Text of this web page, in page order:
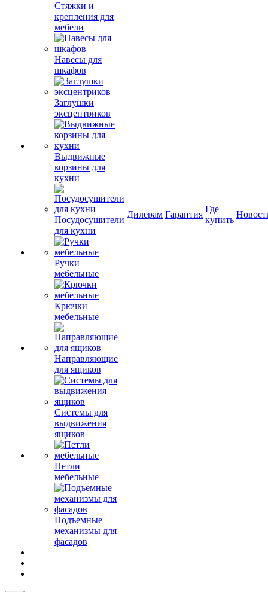
Стяжки и
крепления для
мебели
Навесы для
шкафов
Заглушки
эксцентриков
Выдвижные
корзины для
кухни
Посудосушители
для кухни
Ручки
мебельные
Крючки
мебельные
Направляющие
для ящиков
Системы для
выдвижения
ящиков
Петли
мебельные
Подъемные
механизмы для
фасадов
Дилерам Гарантия
Где
купить